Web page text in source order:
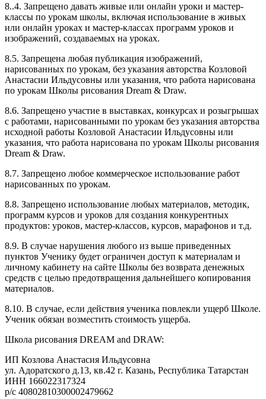
8..4. Запрещено давать живые или онлайн уроки и мастер-
классы по урокам школы, включая использование в живых
или онлайн уроках и мастер-классах программ уроков и
изображений, создаваемых на уроках.
8.5. Запрещена любая публикация изображений,
нарисованных по урокам, без указания авторства Козловой
Анастасии Ильдусовны или указания, что работа нарисована
по урокам Школы рисования Dream & Draw.
8.6. Запрещено участие в выставках, конкурсах и розыгрышах
с работами, нарисованными по урокам без указания авторства
исходной работы Козловой Анастасии Ильдусовны или
указания, что работа нарисована по урокам Школы рисования
Dream & Draw.
8.7. Запрещено любое коммерческое использование работ
нарисованных по урокам.
8.8. Запрещено использование любых материалов, методик,
программ курсов и уроков для создания конкурентных
продуктов: уроков, мастер-классов, курсов, марафонов и т.д.
8.9. В случае нарушения любого из выше приведенных
пунктов Ученику будет ограничен доступ к материалам и
личному кабинету на сайте Школы без возврата денежных
средств с целью предотвращения дальнейшего копирования
материалов.
8.10. В случае, если действия ученика повлекли ущерб Школе.
Ученик обязан возместить стоимость ущерба.
Школа рисования DREAM and DRAW:
ИП Козлова Анастасия Ильдусовна
ул. Адоратского д.13, кв.42 г. Казань, Республика Татарстан
ИНН 166022317324
р/с 40802810300002479662